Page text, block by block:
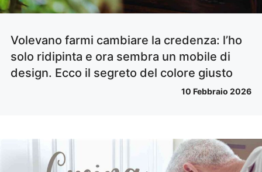
Volevano farmi cambiare la credenza: l’ho
solo ridipinta e ora sembra un mobile di
design. Ecco il segreto del colore giusto
10 Febbraio 2026